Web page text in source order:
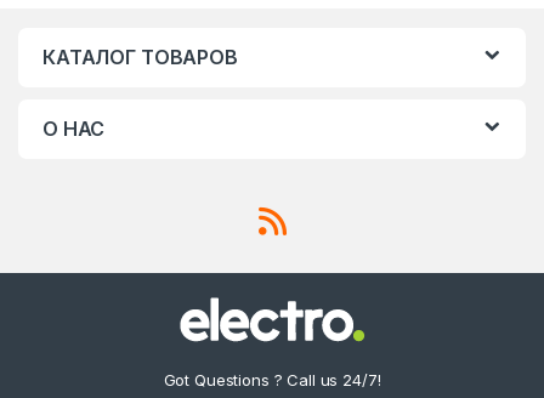
КАТАЛОГ ТОВАРОВ
О НАС
Got Questions ? Call us 24/7!